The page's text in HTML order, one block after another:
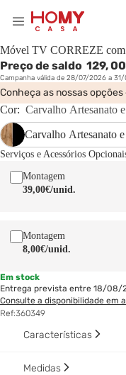
Móvel TV CORREZE com
Preço de saldo 129,
Campanha válida de 28/07/2026 a
Conheça as nossas
Cor: Carvalho Artesanato
Carvalho Artesanato
Serviços e Acessórios
Montagem
39,00€/unid.
Montagem
8,00€/unid.
Em stock
Entrega prevista entre 18/08/
Consulte a disponibilidade em
Ref:360349
Características
Medidas